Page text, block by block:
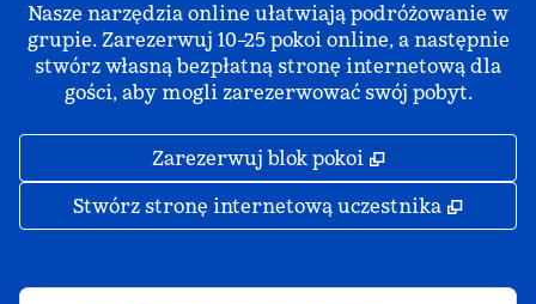
Nasze narzędzia online ułatwiają podróżowanie w
grupie. Zarezerwuj 10–25 pokoi online, a następnie
stwórz własną bezpłatną stronę internetową dla
gości, aby mogli zarezerwować swój pobyt.
Zarezerwuj blok pokoi ,
Stwórz stronę internetową uczestnika ,